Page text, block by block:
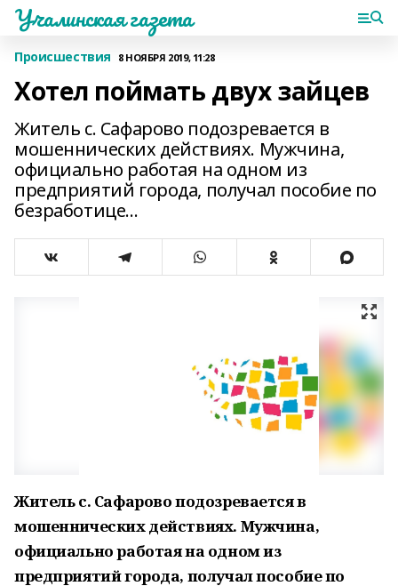
Учалинская газета
Происшествия 8 НОЯБРЯ 2019, 11:28
Хотел поймать двух зайцев
Житель с. Сафарово подозревается в
мошеннических действиях. Мужчина,
официально работая на одном из
предприятий города, получал пособие по
безработице...
Житель с. Сафарово подозревается в
мошеннических действиях. Мужчина,
официально работая на одном из
предприятий города, получал пособие по